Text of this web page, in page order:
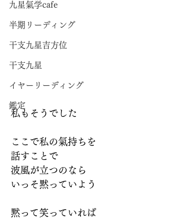
九星氣学cafe
半期リーディング
干支九星吉方位
干支九星
イヤーリーディング
鑑定
私もそうでした
ここで私の氣持ちを
話すことで
波風が立つのなら
いっそ黙っていよう
黙って笑っていれば